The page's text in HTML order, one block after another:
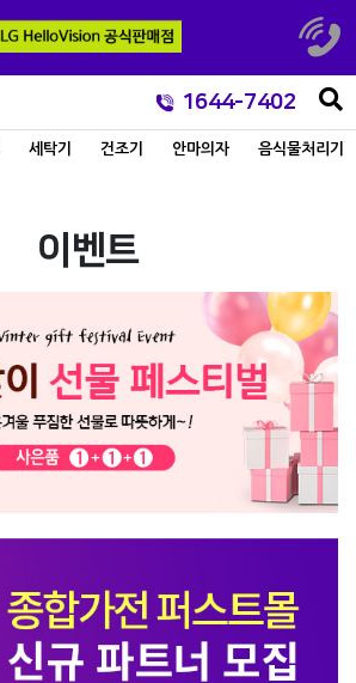
1644-7402
세탁기 건조기 안마의자 음식물처리기
이벤트